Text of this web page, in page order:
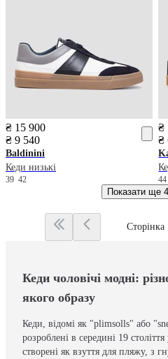
₴ 15 900
₴ 9 540
Baldinini
Кеди низькі
39 42
₴
₴
Показати ще
Сторінка
Кеди чоловічі модні:
якого образу
Кеди, відомі як "plimsolls" або
розроблені в середині 19
створені як взуття для пляжу, з